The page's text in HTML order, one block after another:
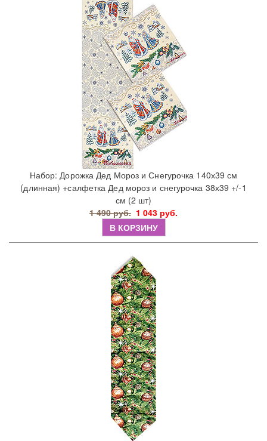
Набор: Дорожка Дед Мороз и Снегурочка 140х39 см
(длинная) +салфетка Дед мороз и снегурочка 38х39 +/-1
см (2 шт)
1 490 руб. 1 043 руб.
В КОРЗИНУ